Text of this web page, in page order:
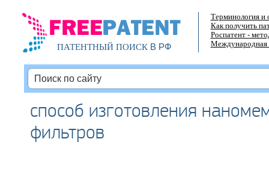
ПАТЕНТНЫЙ ПОИСКВ РФ
Терминология и
Как получить
Роспатент -
Международная
способ изготовления
фильтров